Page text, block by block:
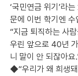
‘국민연금 위기’라
문에 이번 학기엔
“지금 퇴직하는 사
우린 앞으로 40년
니 말이 안 되잖아요
◆“우리가 왜 희생